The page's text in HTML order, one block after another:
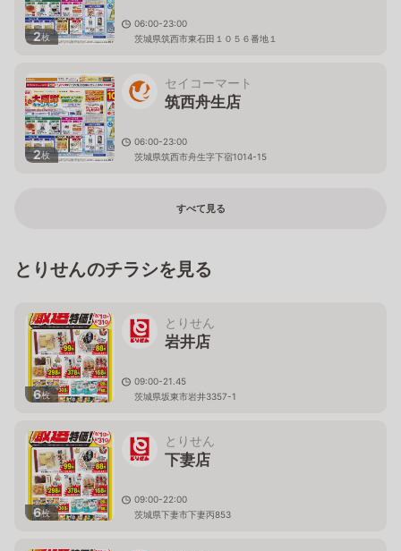
2枚
06:00-23:00
茨城県筑西市東石田１０５６番地１
2枚
セイコーマート
筑西舟生店
06:00-23:00
茨城県筑西市舟生字下宿1014-15
すべて見る
とりせんのチラシを見る
6枚
とりせん
岩井店
09:00-21.45
茨城県坂東市岩井3357-1
6枚
とりせん
下妻店
09:00-22:00
茨城県下妻市下妻丙853